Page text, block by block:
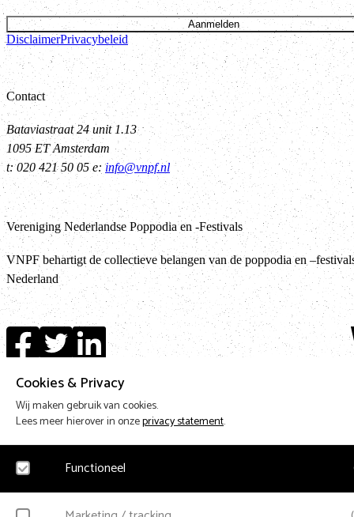
Cookies & Privacy
Wij maken gebruik van cookies.
Lees meer hierover in onzeprivacy statement.
Functioneel
Aanmelden
DisclaimerPrivacybeleid
Contact
Bataviastraat 24 unit 1.13
1095 ET Amsterdam
t: 020 421 50 05 e: info@vnpf.nl
Vereniging Nederlandse Poppodia en -Festivals
VNPF behartigt de collectieve belangen van de poppodia en
Nederland
Design & Code by Eagerly